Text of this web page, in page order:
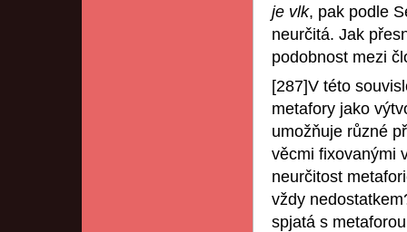
je vlk, pak podle
neurčitá. Jak
podobnost mezi
[287]V této
metafory jako
umožňuje různé
věcmi fixovanými
neurčitost
vždy
spjatá s